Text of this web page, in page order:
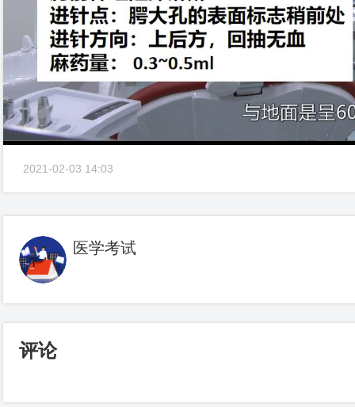
2021-02-03 14:03
医学考试
评论